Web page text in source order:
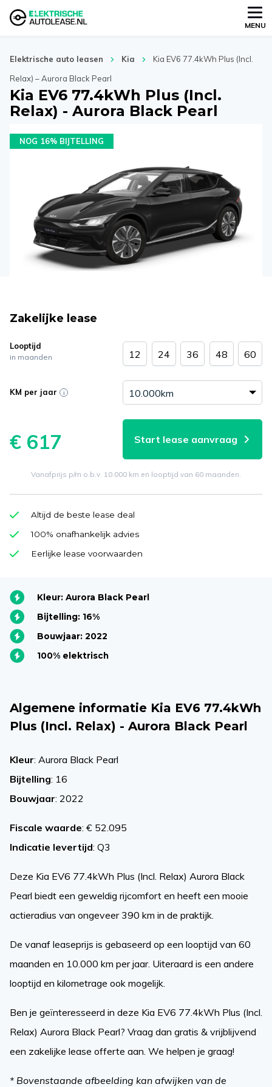
MENU
Elektrische auto leasen Kia
Kia EV6 77.4kWh Plus (Incl.
Relax) – Aurora Black Pearl
Kia EV6 77.4kWh Plus (Incl.
Relax) - Aurora Black Pearl
NOG 16% BIJTELLING
Zakelijke lease
Looptijd
in maanden 12 24 36 48 60
KM per jaar
€ 617 Start lease aanvraag
Vanafprijs p/m o.b.v. 10.000 km en looptijd van 60 maanden.
Altijd de beste lease deal
100% onafhankelijk advies
Eerlijke lease voorwaarden
Kleur: Aurora Black Pearl
Bijtelling: 16%
Bouwjaar: 2022
100% elektrisch
Algemene informatie Kia EV6 77.4kWh
Plus (Incl. Relax) - Aurora Black Pearl
Kleur: Aurora Black Pearl
Bijtelling: 16
Bouwjaar: 2022
Fiscale waarde: € 52.095
Indicatie levertijd: Q3
Deze Kia EV6 77.4kWh Plus (Incl. Relax) Aurora Black
Pearl biedt een geweldig rijcomfort en heeft een mooie
actieradius van ongeveer 390 km in de praktijk.
De vanaf leaseprijs is gebaseerd op een looptijd van 60
maanden en 10.000 km per jaar. Uiteraard is een andere
looptijd en kilometrage ook mogelijk.
Ben je geïnteresseerd in deze Kia EV6 77.4kWh Plus (Incl.
Relax) Aurora Black Pearl? Vraag dan gratis & vrijblijvend
een zakelijke lease offerte aan. We helpen je graag!
* Bovenstaande afbeelding kan afwijken van de